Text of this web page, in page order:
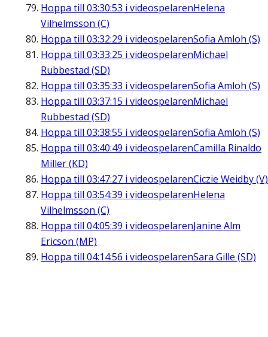
Hoppa till 03:30:53 i videospelarenHelena
Vilhelmsson (C)
Hoppa till 03:32:29 i videospelarenSofia Amloh (S)
Hoppa till 03:33:25 i videospelarenMichael
Rubbestad (SD)
Hoppa till 03:35:33 i videospelarenSofia Amloh (S)
Hoppa till 03:37:15 i videospelarenMichael
Rubbestad (SD)
Hoppa till 03:38:55 i videospelarenSofia Amloh (S)
Hoppa till 03:40:49 i videospelarenCamilla Rinaldo
Miller (KD)
Hoppa till 03:47:27 i videospelarenCiczie Weidby (V)
Hoppa till 03:54:39 i videospelarenHelena
Vilhelmsson (C)
Hoppa till 04:05:39 i videospelarenJanine Alm
Ericson (MP)
Hoppa till 04:14:56 i videospelarenSara Gille (SD)